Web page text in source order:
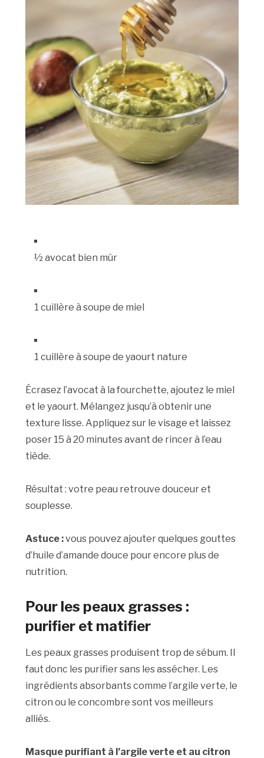
½ avocat bien mûr
1 cuillère à soupe de miel
1 cuillère à soupe de yaourt nature
Écrasez l’avocat à la fourchette, ajoutez le miel
et le yaourt. Mélangez jusqu’à obtenir une
texture lisse. Appliquez sur le visage et laissez
poser 15 à 20 minutes avant de rincer à l’eau
tiède.
Résultat : votre peau retrouve douceur et
souplesse.
Astuce :vous pouvez ajouter quelques gouttes
d’huile d’amande douce pour encore plus de
nutrition.
Pour les peaux grasses :
purifier et matifier
Les peaux grasses produisent trop de sébum. Il
faut donc les purifier sans les assécher. Les
ingrédients absorbants comme l’argile verte, le
citron ou le concombre sont vos meilleurs
alliés.
Masque purifiant à l’argile verte et au citron